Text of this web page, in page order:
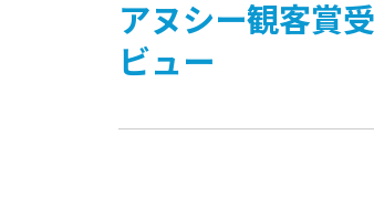
アヌシー観客賞
ビュー